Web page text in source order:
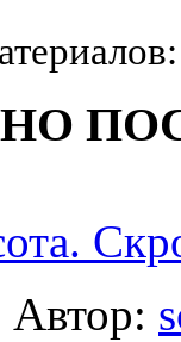
Автор: